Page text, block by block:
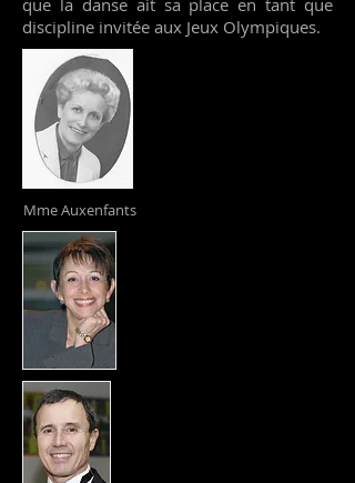
que la danse ait sa place en tant que
discipline invitée aux Jeux Olympiques.
Mme Auxenfants